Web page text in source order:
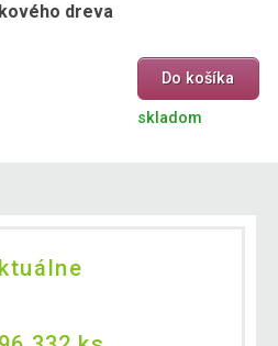
dreva
Do košíka
skladom